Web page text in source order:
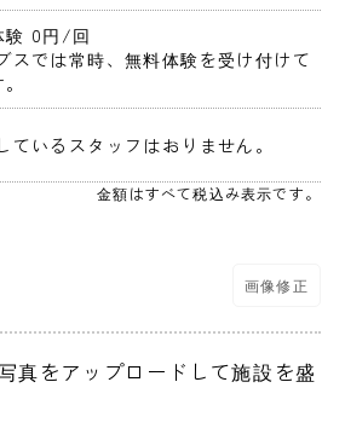
験 0円 /回
ているスタッフはおりません。
金額はすべて税込み表示です。
画像修正
真をアップロードして施設を盛